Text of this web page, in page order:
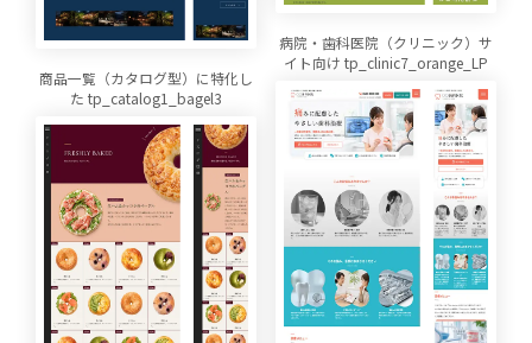
病院・歯科医院（クリニック）サ
イト向け tp_clinic7_orange_LP
商品一覧（カタログ型）に特化し
た tp_catalog1_bagel3